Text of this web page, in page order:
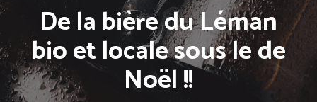
De la bière du Léman
bio et locale sous le de
Noël !!